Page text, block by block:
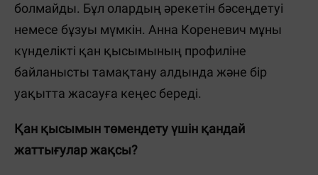
болмайды. Бұл олардың әрекетін бәсеңдетуі
немесе бұзуы мүмкін. Анна Кореневич мұны
күнделікті қан қысымының профиліне
байланысты тамақтану алдында және бір
уақытта жасауға кеңес береді.
Қан қысымын төмендету үшін қандай
жаттығулар жақсы?